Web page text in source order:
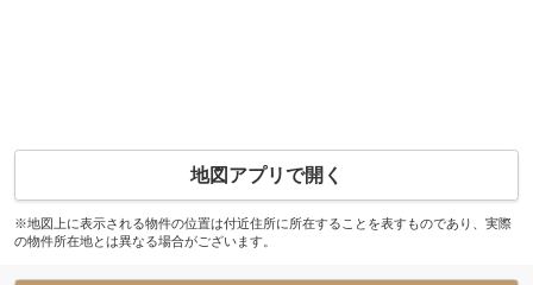
地図アプリで開く
※地図上に表示される物件の位置は付近住所に所在することを表すものであり、実際
の物件所在地とは異なる場合がございます。